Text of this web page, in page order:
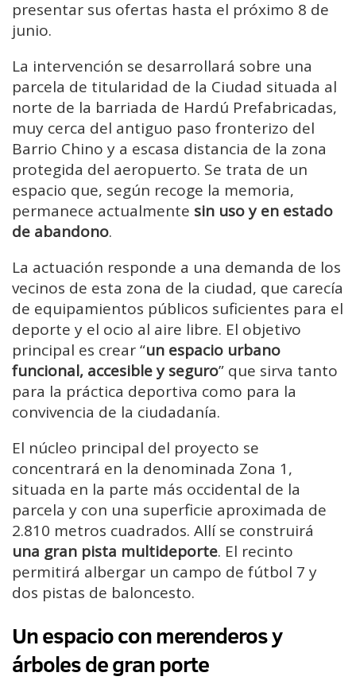
presentar sus ofertas hasta el próximo 8 de
junio.
La intervención se desarrollará sobre una
parcela de titularidad de la Ciudad situada al
norte de la barriada de Hardú Prefabricadas,
muy cerca del antiguo paso fronterizo del
Barrio Chino y a escasa distancia de la zona
protegida del aeropuerto. Se trata de un
espacio que, según recoge la memoria,
permanece actualmente sin uso y en estado
de abandono.
La actuación responde a una demanda de los
vecinos de esta zona de la ciudad, que carecía
de equipamientos públicos suficientes para el
deporte y el ocio al aire libre. El objetivo
principal es crear “un espacio urbano
funcional, accesible y seguro” que sirva tanto
para la práctica deportiva como para la
convivencia de la ciudadanía.
El núcleo principal del proyecto se
concentrará en la denominada Zona 1,
situada en la parte más occidental de la
parcela y con una superficie aproximada de
2.810 metros cuadrados. Allí se construirá
una gran pista multideporte. El recinto
permitirá albergar un campo de fútbol 7 y
dos pistas de baloncesto.
Un espacio con merenderos y
árboles de gran porte